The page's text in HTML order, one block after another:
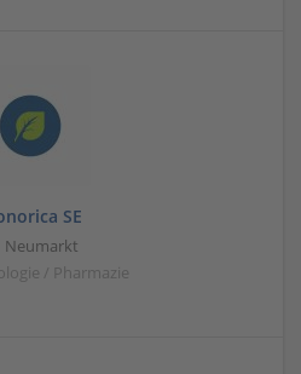
SE
Neumarkt
/ Pharmazie